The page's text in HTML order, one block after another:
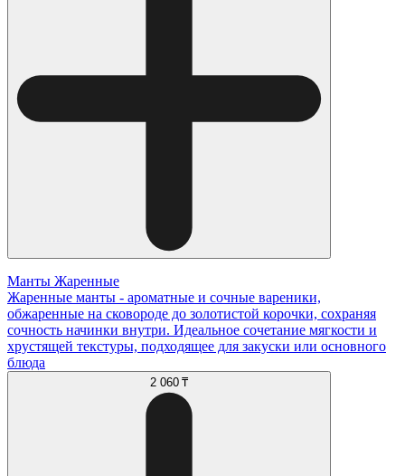
Манты Жаренные
Жаренные манты - ароматные и сочные вареники,
обжаренные на сковороде до золотистой корочки, сохраняя
сочность начинки внутри. Идеальное сочетание мягкости и
хрустящей текстуры, подходящее для закуски или основного
блюда
2 060 ₸